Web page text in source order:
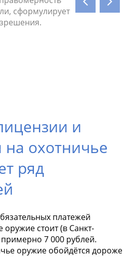
сформулирует
билет,
и
охотничье
ряд
платежей
оружие стоит (в Санкт-
7 000 рублей.
оружие обойдётся дороже